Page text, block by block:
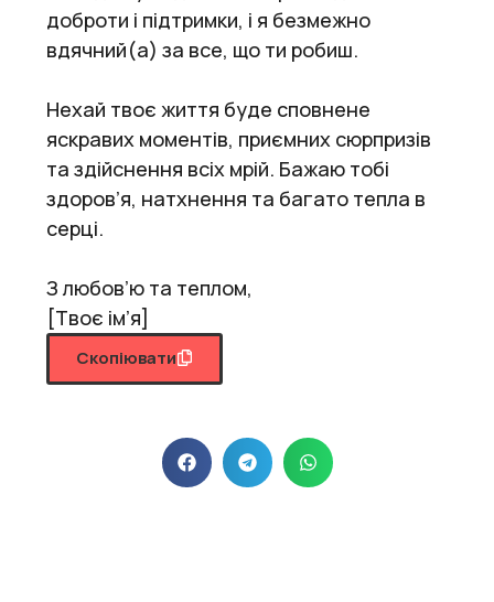
доброти і підтримки, і я безмежно
вдячний(а) за все, що ти робиш.
Нехай твоє життя буде сповнене
яскравих моментів, приємних сюрпризів
та здійснення всіх мрій. Бажаю тобі
здоров’я, натхнення та багато тепла в
серці.
З любов’ю та теплом,
[Твоє ім’я]
Скопіювати